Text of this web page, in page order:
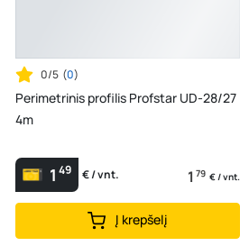
0/5 (0)
Perimetrinis profilis Profstar UD-28/27
4m
1 49 € / vnt. 1 79 € / vnt.
Į krepšelį